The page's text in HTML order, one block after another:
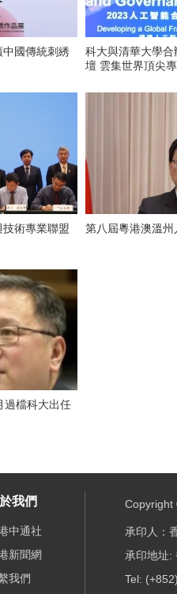
國傳統刺綉
科大與清華大學
壇 雲集世界頂尖
術專業聯盟
第八屆粵港澳溫
過檔科大出任
我們
中通社
新聞網
我們
Copyright
承印人：
承印地址:
Tel: